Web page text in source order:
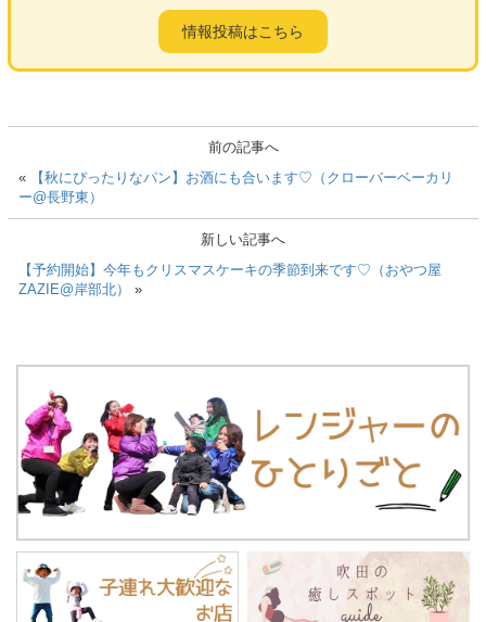
o
k
情報投稿はこちら
前の記事へ
«
【秋にぴったりなパン】お酒にも合います♡（クローバーベーカリ
ー@長野東）
新しい記事へ
【予約開始】今年もクリスマスケーキの季節到来です♡（おやつ屋
ZAZIE@岸部北）
»